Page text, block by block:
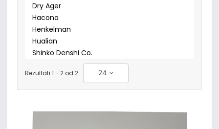
Dry Ager
Hacona
Henkelman
Hualian
Shinko Denshi Co.
Rezultati 1 - 2 od 2 24